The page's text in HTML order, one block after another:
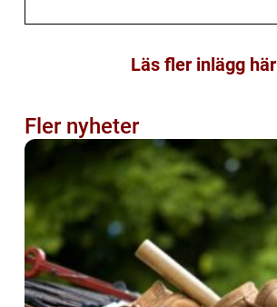
Läs fler inlägg här
Fler nyheter